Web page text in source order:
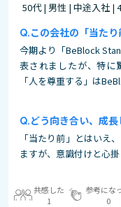
50代 | 男性 | 中途入社 |
この会社の「当た
今期より「BeBlock
表されましたが、特に
「人を尊重する」は
どう向き合い、成
「当たり前」とはいえ
ますが、意識付けと心
共感した
1
参考にな
0